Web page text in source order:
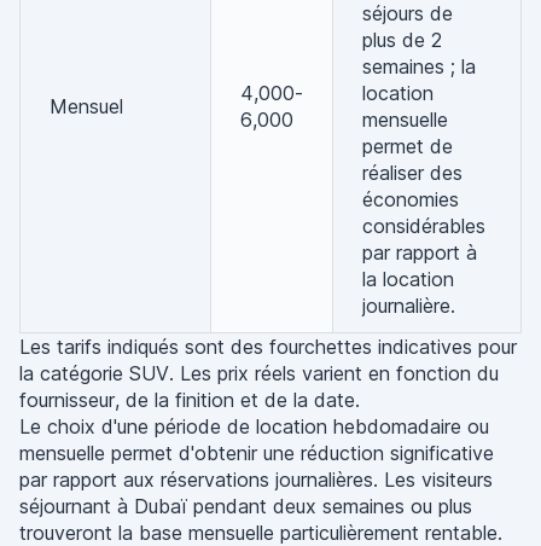
Mensuel
4,000-
6,000
séjours de
plus de 2
semaines ; la
location
mensuelle
permet de
réaliser des
économies
considérables
par rapport à
la location
journalière.
Les tarifs indiqués sont des fourchettes indicatives pour
la catégorie SUV. Les prix réels varient en fonction du
fournisseur, de la finition et de la date.
Le choix d'une période de location hebdomadaire ou
mensuelle permet d'obtenir une réduction significative
par rapport aux réservations journalières. Les visiteurs
séjournant à Dubaï pendant deux semaines ou plus
trouveront la base mensuelle particulièrement rentable.